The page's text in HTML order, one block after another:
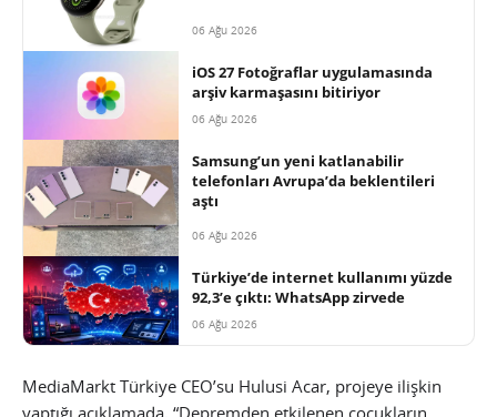
06 Ağu 2026
iOS 27 Fotoğraflar uygulamasında
arşiv karmaşasını bitiriyor
06 Ağu 2026
Samsung’un yeni katlanabilir
telefonları Avrupa’da beklentileri
aştı
06 Ağu 2026
Türkiye’de internet kullanımı yüzde
92,3’e çıktı: WhatsApp zirvede
06 Ağu 2026
MediaMarkt Türkiye CEO’su Hulusi Acar, projeye ilişkin
yaptığı açıklamada, “Depremden etkilenen çocukların